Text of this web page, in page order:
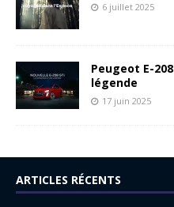
6 juillet 2025
Peugeot E-
légende
17 juin 2025
ARTICLES RÉCENTS